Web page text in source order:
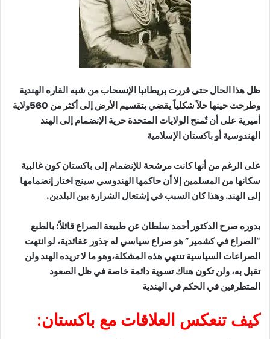
قررت بريطانبا الإنسحاب من شبه القاره الهندية
وطرحت حينها حلاً شكلياً يقضي بتقسيم الأرض إلى أكثر من 560ولاية
الولايات المتحدة حرية الإنضمام إلى الهند
الإسلامية
كانت مرشحة للإنضمام إلى باكستان كون غالبية
إلا أن حاكمها الهندوسي سينج اختار إنضمامها
كان السبب في إشتعال الشرارة بين البلدين.
أحمد سلطان عن طبيعة الصراع قائلاً: بالطبع
هو صراع سياسي له جذور عقائدية، لو انتهت
تنتهي هذه المشكلة،وهو ما لا تريده الهند ولن
هناك تسوية دائمة خاصة في ظل الصعود
في الهندية
العلاقات مع باكستان: